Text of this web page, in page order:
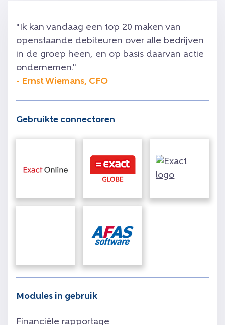
"Ik kan vandaag een top 20 maken van
openstaande debiteuren over alle bedrijven
in de groep heen, en op basis daarvan actie
ondernemen."
- Ernst Wiemans, CFO
Gebruikte connectoren
Modules in gebruik
Financiële rapportage